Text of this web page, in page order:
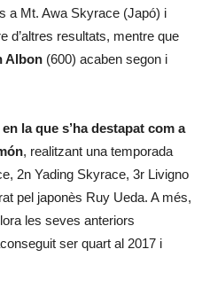
a Mt. Awa Skyrace (Japó) i
d’altres resultats, mentre que
Albon (600) acaben segon i
la que s’ha destapat com a
, realitzant una temporada
2n Yading Skyrace, 3r Livigno
pel japonès Ruy Ueda. A més,
les seves anteriors
ser quart al 2017 i